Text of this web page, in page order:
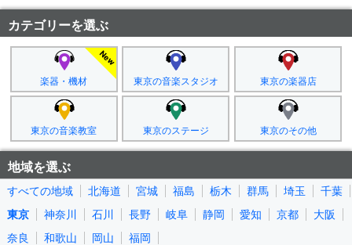
カテゴリーを選ぶ
楽器・機材 東京の音楽スタジオ 東京の楽器店
東京の音楽教室 東京のステージ 東京のその他
地域を選ぶ
すべての地域 北海道 宮城 福島 栃木 群馬 埼玉
千葉
東京
神奈川 石川 長野 岐阜 静岡 愛知 京都
大阪
奈良
和歌山 岡山 福岡